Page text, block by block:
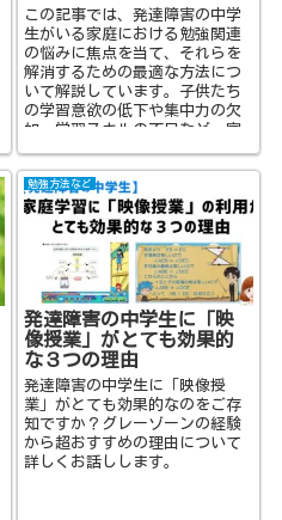
この記事では、発達障害の中学
生がいる家庭における勉強関連
の悩みに焦点を当て、それらを
解消するための最適な方法につ
いて解説しています。子供たち
の学習意欲の低下や集中力の欠
如、学習スキルの不足など、家
て、どのようなアプローチが効
果的なのかを探求しています。
発達障害を持つ中学生を支援す
るための実践的なヒントや理解
を深めるポイントについて、参
考になる内容をお届けしていま
す。
勉強方法など
発達障害の中学生に「映
像授業」がとても効果的
な３つの理由
発達障害の中学生に「映像授
業」がとても効果的なのをご存
知ですか？グレーゾーンの経験
から超おすすめの理由について
詳しくお話しします。